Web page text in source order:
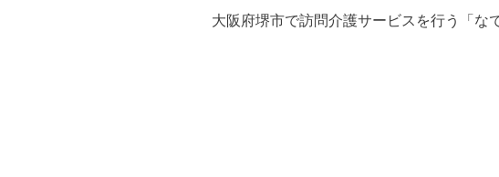
大阪府堺市で訪問介護サービスを行う「な